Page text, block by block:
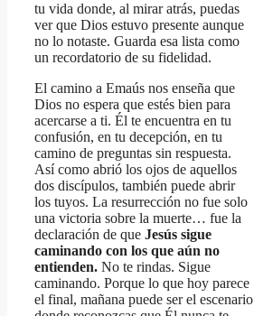
tu vida donde, al mirar atrás, puedas
ver que Dios estuvo presente aunque
no lo notaste. Guarda esa lista como
un recordatorio de su fidelidad.
El camino a Emaús nos enseña que
Dios no espera que estés bien para
acercarse a ti. Él te encuentra en tu
confusión, en tu decepción, en tu
camino de preguntas sin respuesta.
Así como abrió los ojos de aquellos
dos discípulos, también puede abrir
los tuyos. La resurrección no fue solo
una victoria sobre la muerte… fue la
declaración de que Jesús sigue
caminando con los que aún no
entienden. No te rindas. Sigue
caminando. Porque lo que hoy parece
el final, mañana puede ser el escenario